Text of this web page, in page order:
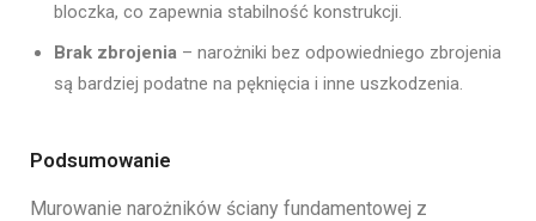
bloczka, co zapewnia stabilność konstrukcji.
Brak zbrojenia – narożniki bez odpowiedniego zbrojenia
są bardziej podatne na pęknięcia i inne uszkodzenia.
Podsumowanie
Murowanie narożników ściany fundamentowej z